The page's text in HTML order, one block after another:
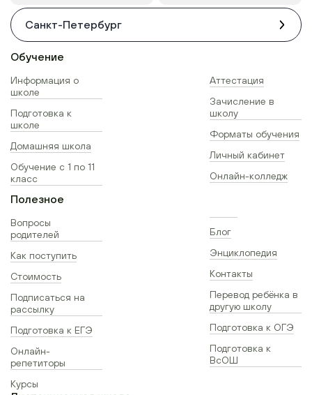
Санкт-Петербург
Обучение
Информация о
школе
Подготовка к
школе
Домашняя школа
Обучение с 1 по 11
класс
Аттестация
Зачисление в
школу
Форматы обучения
Личный кабинет
Онлайн-колледж
Полезное
Вопросы
родителей
Как поступить
Стоимость
Подписаться на
рассылку
Подготовка к ЕГЭ
Онлайн-
репетиторы
Курсы
Блог
Энциклопедия
Контакты
Перевод ребёнка в
другую школу
Подготовка к ОГЭ
Подготовка к
ВсОШ